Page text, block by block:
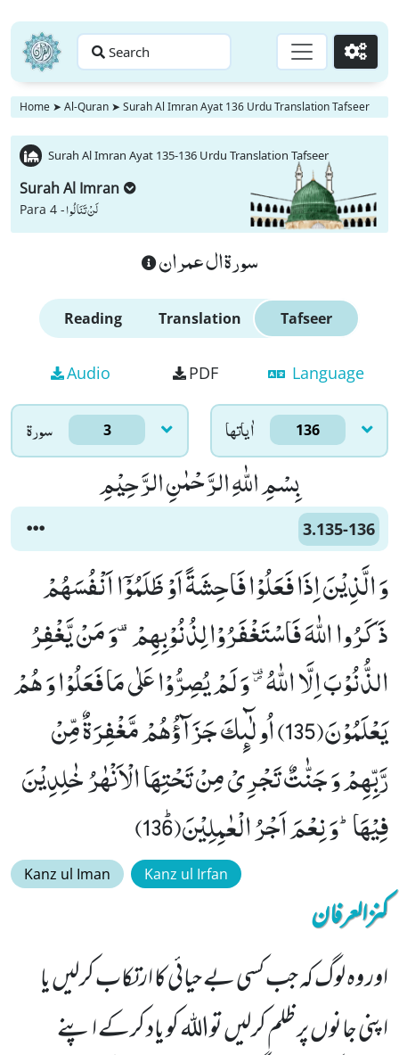
Search Go
Home ➤ Al-Quran ➤ Surah Al Imran Ayat 136 Urdu Translation Tafseer
Surah Al Imran Ayat 135-136 Urdu Translation Tafseer
Surah Al Imran
Para 4 -لَنْ تَنَالُوا
سورة ال عمران
Reading Translation Tafseer
Audio PDF Language
سورۃ 3 اٰياتها 136
بِسْمِ اللّٰهِ الرَّحْمٰنِ الرَّحِیْمِ
3.135-136
وَ الَّذِیْنَ اِذَا فَعَلُوْا فَاحِشَةً اَوْ ظَلَمُوْۤا اَنْفُسَهُمْ
ذَكَرُوا اللّٰهَ فَاسْتَغْفَرُوْا لِذُنُوْبِهِمْ۫-وَ مَنْ یَّغْفِرُ
الذُّنُوْبَ اِلَّا اللّٰهُ ﳑ وَ لَمْ یُصِرُّوْا عَلٰى مَا فَعَلُوْا وَ هُمْ
یَعْلَمُوْنَ(135) اُولٰٓىٕكَ جَزَآؤُهُمْ مَّغْفِرَةٌ مِّنْ
رَّبِّهِمْ وَ جَنّٰتٌ تَجْرِیْ مِنْ تَحْتِهَا الْاَنْهٰرُ خٰلِدِیْنَ
فِیْهَاؕ-وَ نِعْمَ اَجْرُ الْعٰمِلِیْنَﭤ(136)
Kanz ul Iman Kanz ul Irfan
کنزالعرفان
اور وہ لوگ کہ جب کسی بے حیائی کا ارتکاب کرلیں یا
اپنی جانوں پر ظلم کرلیں تواللہ کو یاد کرکے اپنے